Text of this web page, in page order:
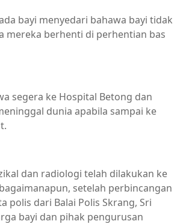
bayi menyedari bahawa bayi tidak
mereka berhenti di perhentian bas
segera ke Hospital Betong dan
dunia apabila sampai ke
dan radiologi telah dilakukan ke
setelah perbincangan
polis dari Balai Polis Skrang, Sri
bayi dan pihak pengurusan